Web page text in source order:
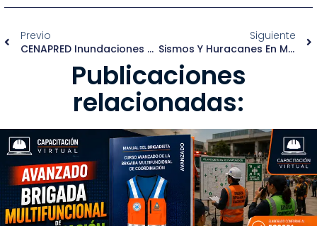
Previo
CENAPRED Inundaciones Y Ciclones En Municipios
Siguiente
Sismos Y Huracanes En México
Publicaciones
relacionadas: